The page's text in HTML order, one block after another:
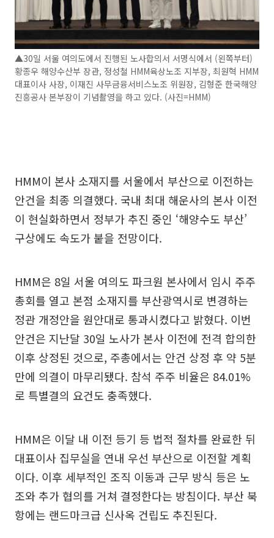
▲30일 서울 여의도에서 진행된 노사합의서 서명식에서 (왼쪽부터)
황종우 해양수산부 장관, 정성철 HMM육상노조 지부장, 최원혁 HMM
대표이사 사장, 이재진 사무금융서비스노조 위원장, 김형준 한국해양
진흥공사 본부장이 기념촬영을 하고 있다. (사진=HMM)
HMM이 본사 소재지를 서울에서 부산으로 이전하는
안건을 최종 의결했다. 국내 최대 해운사의 본사 이전
이 현실화하면서 정부가 추진 중인 ‘해양수도 부산’
구상에도 속도가 붙을 전망이다.
HMM은 8일 서울 여의도 파크원 본사에서 임시 주주
총회를 열고 본점 소재지를 부산광역시로 변경하는
정관 개정안을 원안대로 통과시켰다고 밝혔다. 이번
안건은 지난달 30일 노사가 본사 이전에 전격 합의한
이후 상정된 것으로, 주총에서는 안건 상정 후 약 5분
만에 의결이 마무리됐다. 참석 주주 비율은 84.01%
로 특별결의 요건도 충족했다.
HMM은 이달 내 이전 등기 등 법적 절차를 완료한 뒤
대표이사 집무실을 연내 우선 부산으로 이전할 계획
이다. 이후 세부적인 조직 이동과 근무 방식 등은 노
조와 추가 협의를 거쳐 결정한다는 방침이다. 부산 북
항에는 랜드마크급 신사옥 건립도 추진된다.